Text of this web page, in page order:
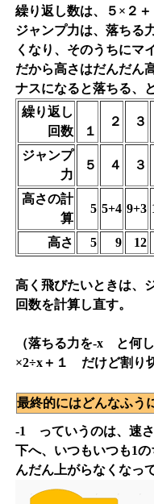
繰り返し数は、５×２
ジャンプ力は、落ちる
くなり、そのうちにマ
だから高さはだんだん
ナスになると落ちる、
繰り返し
回数
１
２ ３
ジャンプ
力
５ ４ ３
高さの計
算
5 5+4 9+3
高さ
5 9 12
高く飛びたいときは、
回数を計算し直す。
（落ちる力を-x と何
×2÷x＋１ だけど割り
最終的にはどんなふう
-1 っていうのは、速さ
下へ、いつもいつも1
んだん上がらなくなっ